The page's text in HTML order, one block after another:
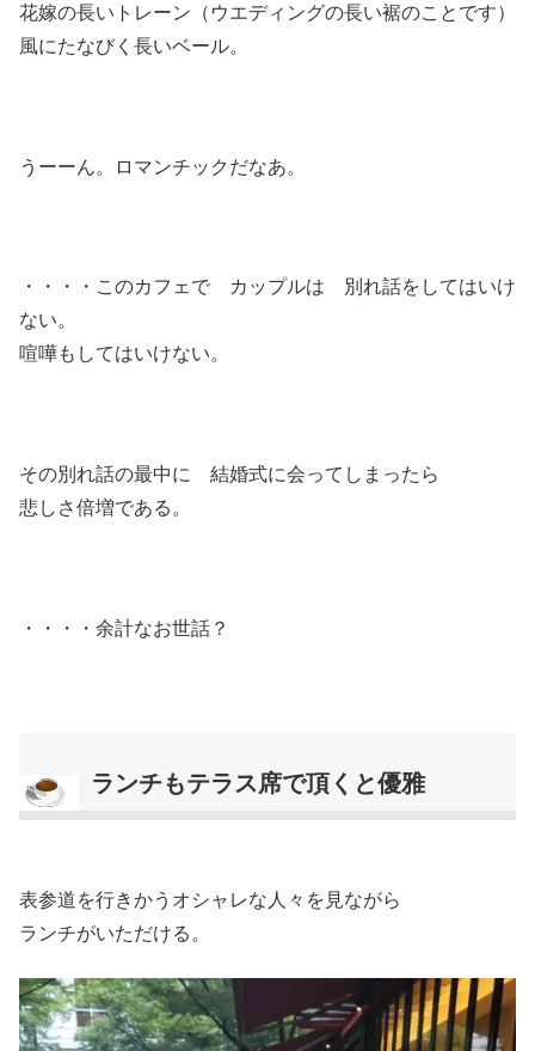
花嫁の長いトレーン（ウエディングの長い裾のことです）
風にたなびく長いベール。
うーーん。ロマンチックだなあ。
・・・・このカフェで カップルは 別れ話をしてはいけ
ない。
喧嘩もしてはいけない。
その別れ話の最中に 結婚式に会ってしまったら
悲しさ倍増である。
・・・・余計なお世話？
ランチもテラス席で頂くと優雅
表参道を行きかうオシャレな人々を見ながら
ランチがいただける。